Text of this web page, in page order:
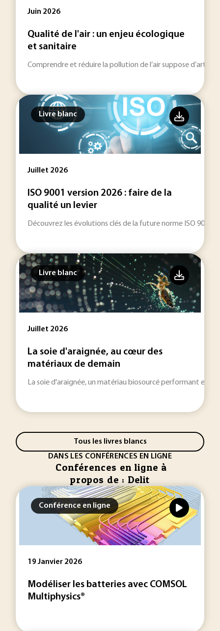
Juin 2026
Qualité de l'air : un enjeu écologique
et sanitaire
Comprendre et réduire la pollution de l’air suppose
Livre blanc
Juillet 2026
ISO 9001 version 2026 : faire de la
qualité un levier
Découvrez les évolutions clés de la future norme ISO 9001
Livre blanc
Juillet 2026
La soie d'araignée, au cœur des
matériaux de demain
La soie d'araignée, un matériau biosourcé performant et
Tous les livres blancs
DANS LES CONFÉRENCES EN LIGNE
Conférences en ligne à
propos de : Delit
Conférence en ligne
19 Janvier 2026
Modéliser les batteries avec COMSOL
Multiphysics®